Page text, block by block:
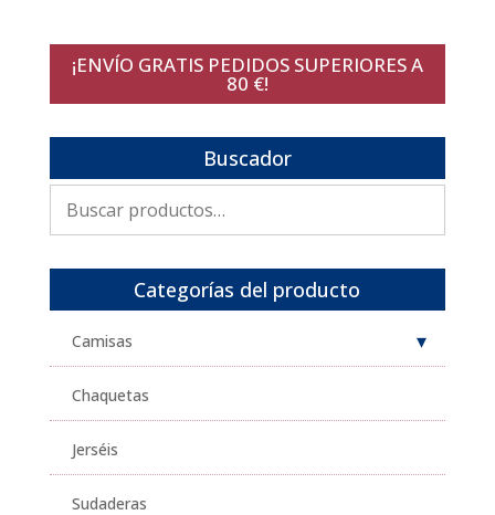
99,95€.49,98€.
¡ENVÍO GRATIS PEDIDOS SUPERIORES A
80 €!
Buscador
por:
Categorías del producto
Camisas
Chaquetas
Jerséis
Sudaderas